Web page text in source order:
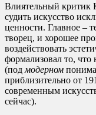
Влиятельный критик
судить искусство
ценности. Главное –
творец, и хорошее
воздействовать
формализовал то, что
(под модерном
приблизительно от
современным
сейчас).